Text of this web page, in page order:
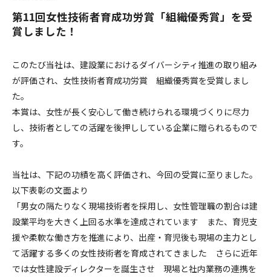
第11回女性技術者育成功労賞「組織優秀賞」を受
賞しました！
このたび当社は、建設業におけるダイバーシティ推進の取り組み
が評価され、女性技術者育成功労賞 組織優秀賞を受賞しまし
た。
本賞は、女性が長く安心して働き続けられる環境づくりに尽力
し、技術者としての活躍を後押ししている企業に贈られるもので
す。
当社は、下記の功績を高く評価され、今回の受賞に至りました。
以下表彰の文面より
「男女の隔たりなく現場技術者を採用し、女性管理職の割合は建
設業平均を大きく上回る水準を達成されています また、育児支
援や柔軟な働き方を推進により、出産・育児後も現場の主力とし
て活躍する多くの女性技術者を育成されてきました さらに近年
では女性建設ディレクターを誕生させ 現場と社内業務の連携を